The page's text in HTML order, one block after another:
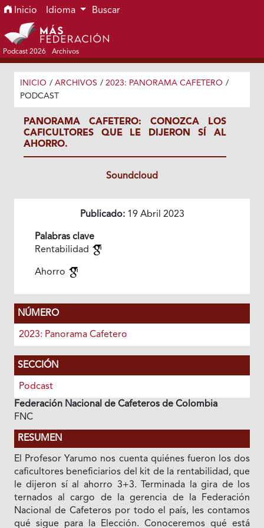
Ir al menú de navegación principal
Ir al contenido principal
Ir al pie de página del sitio
Inicio Idioma Buscar
Podcast 2026 Archivos
INICIO / ARCHIVOS / 2023: PANORAMA CAFETERO /
PODCAST
PANORAMA CAFETERO: CONOZCA LOS
CAFICULTORES QUE LE DIJERON SÍ AL
AHORRO.
Soundcloud
Publicado:19 Abril 2023
Palabras clave
Rentabilidad
Ahorro
NÚMERO
2023: Panorama Cafetero
SECCIÓN
Podcast
Federación Nacional de Cafeteros de Colombia
FNC
RESUMEN
El Profesor Yarumo nos cuenta quiénes fueron los dos
caficultores beneficiarios del kit de la rentabilidad, que
le dijeron sí al ahorro 3+3. Terminada la gira de los
ternados al cargo de la gerencia de la Federación
Nacional de Cafeteros por todo el país, les contamos
qué sigue para la Elección. Conoceremos qué está